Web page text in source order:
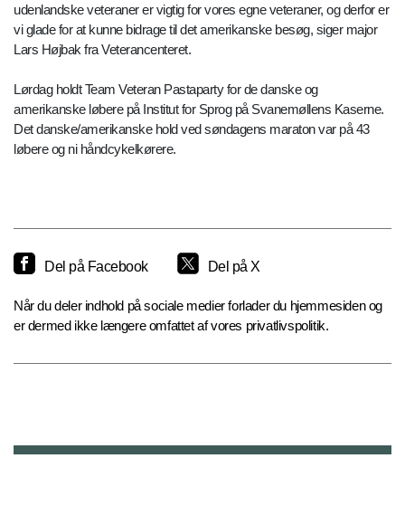
udenlandske veteraner er vigtig for vores egne veteraner, og derfor er
vi glade for at kunne bidrage til det amerikanske besøg, siger major
Lars Højbak fra Veterancenteret.
Lørdag holdt Team Veteran Pastaparty for de danske og
amerikanske løbere på Institut for Sprog på Svanemøllens Kaserne.
Det danske/amerikanske hold ved søndagens maraton var på 43
løbere og ni håndcykelkørere.
Del på Facebook Del på X
Når du deler indhold på sociale medier forlader du hjemmesiden og
er dermed ikke længere omfattet af vores privatlivspolitik.